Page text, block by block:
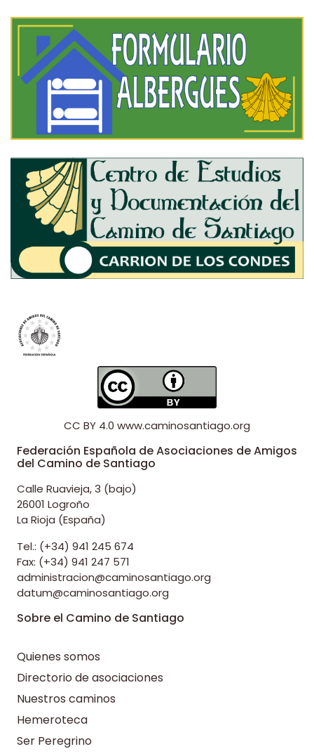
CC BY 4.0 www.caminosantiago.org
Federación Española de Asociaciones de Amigos
del Camino de Santiago
Calle Ruavieja, 3 (bajo)
26001 Logroño
La Rioja (España)
Tel.: (+34) 941 245 674
Fax: (+34) 941 247 571
administracion@caminosantiago.org
datum@caminosantiago.org
Sobre el Camino de Santiago
Quienes somos
Directorio de asociaciones
Nuestros caminos
Hemeroteca
Ser Peregrino